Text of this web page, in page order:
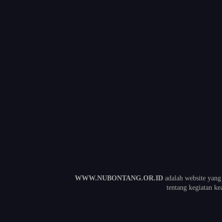
WWW.NUBONTANG.OR.IDadalah website
tentang kegiatan